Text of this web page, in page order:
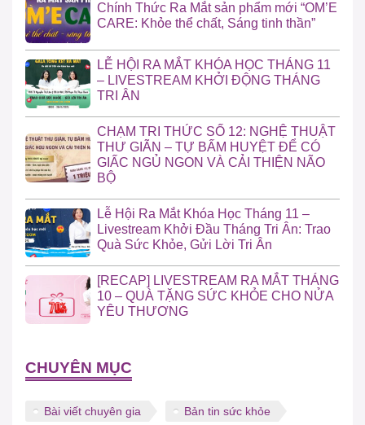
Chính Thức Ra Mắt sản phẩm mới “OM’E
CARE: Khỏe thể chất, Sáng tinh thần”
LỄ HỘI RA MẮT KHÓA HỌC THÁNG 11
– LIVESTREAM KHỞI ĐỘNG THÁNG
TRI ÂN
CHẠM TRI THỨC SỐ 12: NGHỆ THUẬT
THƯ GIÃN – TỰ BẤM HUYỆT ĐỂ CÓ
GIẤC NGỦ NGON VÀ CẢI THIỆN NÃO
BỘ
Lễ Hội Ra Mắt Khóa Học Tháng 11 –
Livestream Khởi Đầu Tháng Tri Ân: Trao
Quà Sức Khỏe, Gửi Lời Tri Ân
[RECAP] LIVESTREAM RA MẮT THÁNG
10 – QUÀ TẶNG SỨC KHỎE CHO NỬA
YÊU THƯƠNG
CHUYÊN MỤC
Bài viết chuyên gia Bản tin sức khỏe